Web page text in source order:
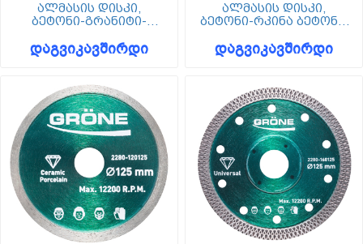
ალმასის დისკი,
ბეტონი-გრანიტი-
დაგვიკავშირდი
ალმასის დისკი,
ბეტონი-რკინა ბეტონი,
დაგვიკავშირდი